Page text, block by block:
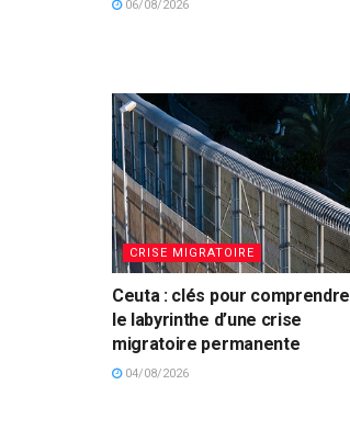
06/08/2026
CRISE MIGRATOIRE
Ceuta : clés pour comprendre
le labyrinthe d’une crise
migratoire permanente
04/08/2026